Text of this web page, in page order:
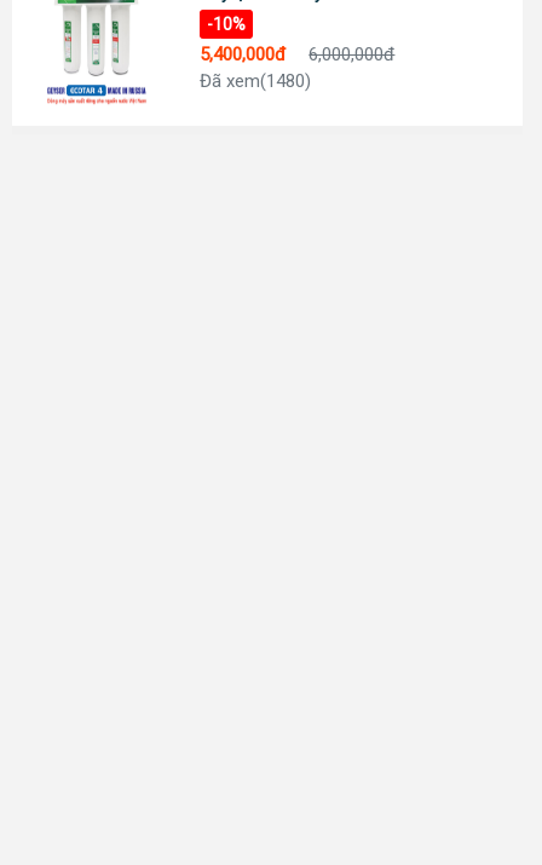
-10%
5,400,000đ
6,000,000đ
Đã xem(1480)